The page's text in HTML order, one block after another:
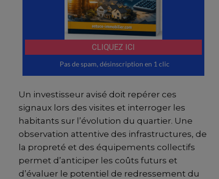
Un investisseur avisé doit repérer ces
signaux lors des visites et interroger les
habitants sur l’évolution du quartier. Une
observation attentive des infrastructures, de
la propreté et des équipements collectifs
permet d’anticiper les coûts futurs et
d’évaluer le potentiel de redressement du